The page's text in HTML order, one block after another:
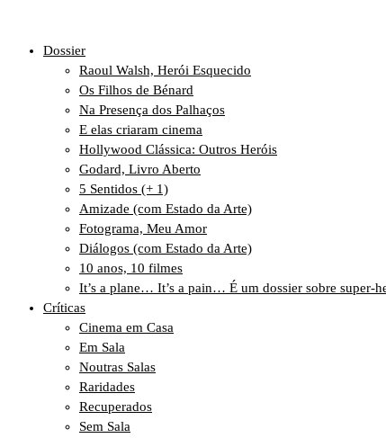
Dossier
Raoul Walsh, Herói Esquecido
Os Filhos de Bénard
Na Presença dos Palhaços
E elas criaram cinema
Hollywood Clássica: Outros Heróis
Godard, Livro Aberto
5 Sentidos (+ 1)
Amizade (com Estado da Arte)
Fotograma, Meu Amor
Diálogos (com Estado da Arte)
10 anos, 10 filmes
It’s a plane… It’s a pain… É um dossier sobre super-
Críticas
Cinema em Casa
Em Sala
Noutras Salas
Raridades
Recuperados
Sem Sala